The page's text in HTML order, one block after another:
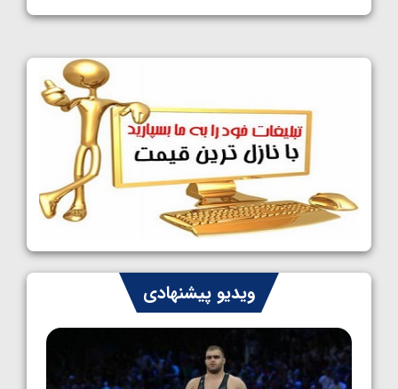
1405/05/11
کشتی آزاد نوجوانان جهان؛ رقبای نمایندگان
ایران مشخص شدند
1405/05/08
کشتی فرنگی نوجوانان جهان؛ سکوی تیمی
سوم برای ایران
1405/05/07
ایران چشم به راه چهار مدال در پنج وزن دوم
کشتی فرنگی نوجوانان جهان
1405/05/06
ویدیو پیشنهادی